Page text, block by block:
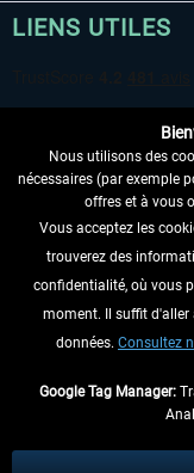
LIENS UTILES
RENONCER AU
INFORMATIONS
NE MANQUEZ
échéant, frais de
Nous utilisons des
nécessaires (par exemple
offres et à vous
Vous acceptez les
trouverez des
confidentialité, où vous
moment. Il suffit d'aller
données. Consultez
Google Tag Manager: